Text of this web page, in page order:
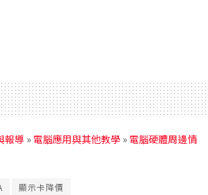
報導 » 電腦應用與其他教學 » 電腦硬體周邊情
顯示卡降價